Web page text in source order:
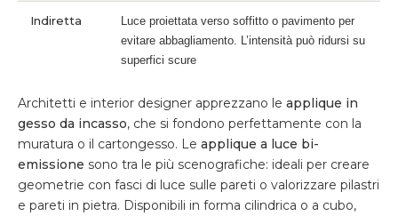
Indiretta
Luce proiettata verso soffitto o pavimento per
evitare abbagliamento. L’intensità può ridursi su
superfici scure
Architetti e interior designer apprezzano le applique in
gesso da incasso, che si fondono perfettamente con la
muratura o il cartongesso. Le applique a luce bi-
emissione sono tra le più scenografiche: ideali per creare
geometrie con fasci di luce sulle pareti o valorizzare pilastri
e pareti in pietra. Disponibili in forma cilindrica o a cubo,